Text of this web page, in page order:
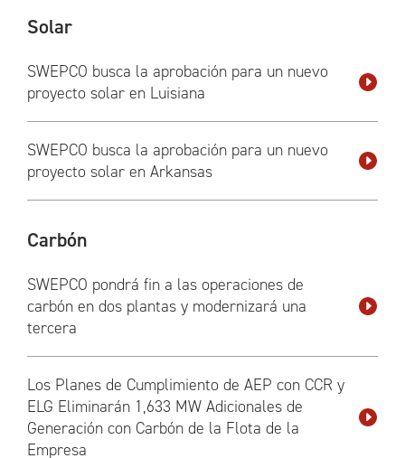
Solar
SWEPCO busca la aprobación para un nuevo
proyecto solar en Luisiana
SWEPCO busca la aprobación para un nuevo
proyecto solar en Arkansas
Carbón
SWEPCO pondrá fin a las operaciones de
carbón en dos plantas y modernizará una
tercera
Los Planes de Cumplimiento de AEP con CCR y
ELG Eliminarán 1,633 MW Adicionales de
Generación con Carbón de la Flota de la
Empresa